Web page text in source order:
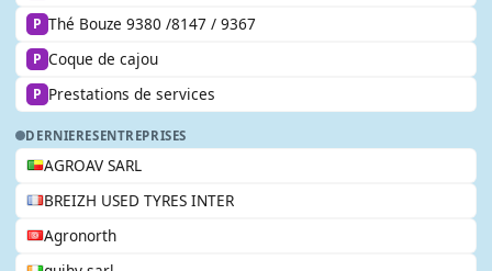
P Thé Bouze 9380 /8147 / 9367
P Coque de cajou
P Prestations de services
DERNIERESENTREPRISES
AGROAV SARL
BREIZH USED TYRES INTER
Agronorth